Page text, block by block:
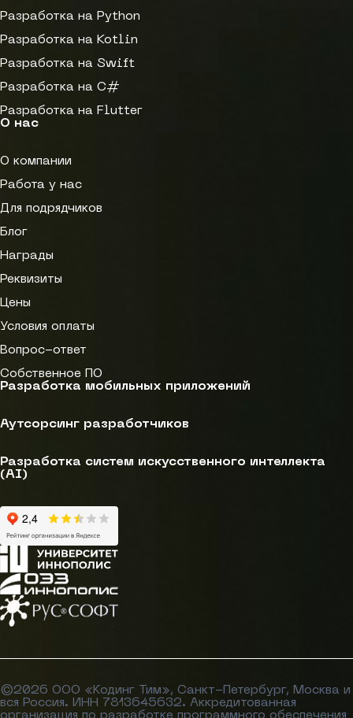
Разработка на Python
Разработка на Kotlin
Разработка на Swift
Разработка на C#
Разработка на Flutter
О нас
О компании
Работа у нас
Для подрядчиков
Блог
Награды
Реквизиты
Цены
Условия оплаты
Вопрос-ответ
Собственное ПО
Разработка мобильных приложений
Аутсорсинг разработчиков
Разработка систем искусственного интеллекта
(AI)
©2026 ООО «Кодинг Тим», Санкт-Петербург, Москва и
вся Россия. ИНН 7813645632. Аккредитованная